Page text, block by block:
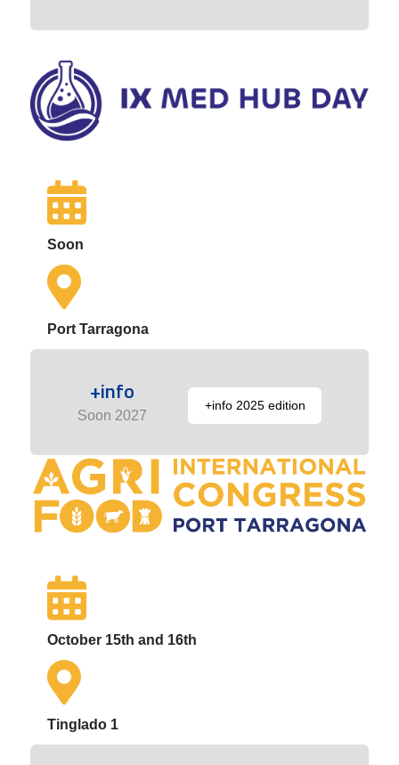
Soon
Port Tarragona
+info
Soon 2027
+info 2025 edition
October 15th and 16th
Tinglado 1